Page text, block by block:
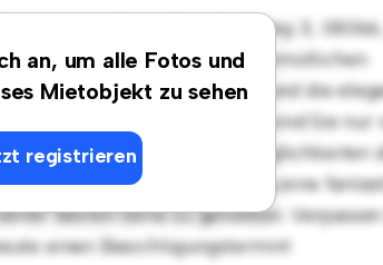
an, um alle Fotos und
Mietobjekt zu sehen
registrieren
in Otto-Lilienthal-Weg 3,
bietet einen stilvollen und gemütlichen
sich perfekt für Gäste, und die
der erstklassigen Lage sind Sie nur
und Unterhaltungsmöglichkeiten
€ 426 ist diese Wohnung eine
besten Seite zu genießen.
einen Besichtigungstermin!